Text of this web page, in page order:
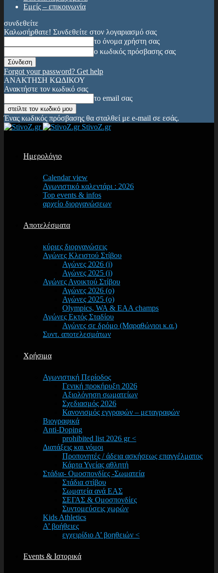
Εμείς – επικοινωνία
συνδεθείτε
Καλωσήρθατε! Συνδεθείτε στον λογαριασμό σας
το όνομα χρήστη σας
ο κωδικός πρόσβασης σας
Forgot your password? Get help
ΑΝΑΚΤΗΣΗ ΚΩΔΙΚΟΥ
Ανακτήστε τον κωδικό σας
το email σας
Ένας κωδικός πρόσβασης θα σταλθεί με e-mail σε εσάς.
StivoZ.gr
Ημερολόγιο
Calendar view
Αγωνιστικό καλεντάρι : 2026
Top events & infos
αρχείο διοργανώσεων
Αποτελέσματα
κύριες διοργανώσεις
Αγώνες Κλειστού Στίβου
Αγώνες 2026 (i)
Αγώνες 2025 (i)
Αγώνες Ανοικτού Στίβου
Αγώνες 2026 (o)
Αγώνες 2025 (o)
Olympics, WA & EAA champs
Αγώνες Εκτός Σταδίου
Αγώνες σε δρόμο (Μαραθώνιοι κ.α.)
Συντ. αποτελεσμάτων
Χρήσιμα
Αγωνιστική Περίοδος
Γενική προκήρυξη 2026
Αξιολόγηση σωματείων
Σχεδιασμός 2026
Κανονισμός εγγραφών – μεταγραφών
Βιογραφικά
Anti-Doping
prohibited list 2026 gr <
Διατάξεις και νόμοι
Προπονητές / άδεια ασκήσεως επαγγέλματος
Κάρτα Υγείας αθλητή
Στάδια- Ομοσπονδίες -Σωματεία
Στάδια στίβου
Σωματεία ανά ΕΑΣ
ΣΕΓΑΣ & Ομοσπονδίες
Συντομεύσεις χωρών
Kids Athletics
Α’ βοήθειες
εγχειρίδιο Α’ βοηθειών <
Events & Ιστορικά